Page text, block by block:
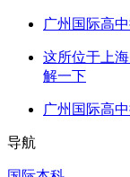
广州国际高
这所位于上
解一下
广州国际高
导航